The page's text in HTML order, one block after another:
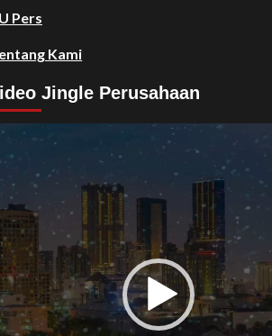
Pers
Kami
Jingle Perusahaan